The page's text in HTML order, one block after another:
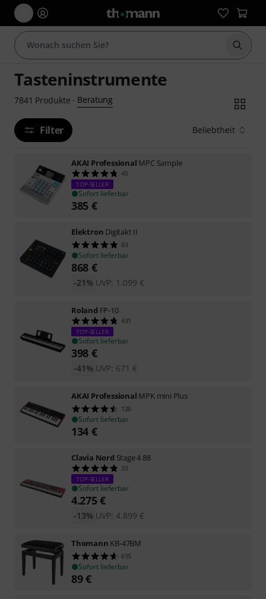
Suche
Tasteninstrumente
7841 Produkte · Beratung
Filter Beliebtheit
AKAI Professional MPC Sample
45
TOP-SELLER
Sofort lieferbar
385 €
Elektron Digitakt II
83
Sofort lieferbar
868 €
UVP: 1.099 €
-21%
Roland FP-10
431
TOP-SELLER
Sofort lieferbar
398 €
UVP: 671 €
-41%
AKAI Professional MPK mini Plus
126
Sofort lieferbar
134 €
Clavia Nord Stage 4 88
33
TOP-SELLER
Sofort lieferbar
4.275€
UVP: 4.899 €
-13%
Thomann KB-47BM
615
Sofort lieferbar
89€